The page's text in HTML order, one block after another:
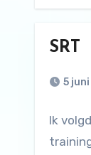
SRT
5
Ik